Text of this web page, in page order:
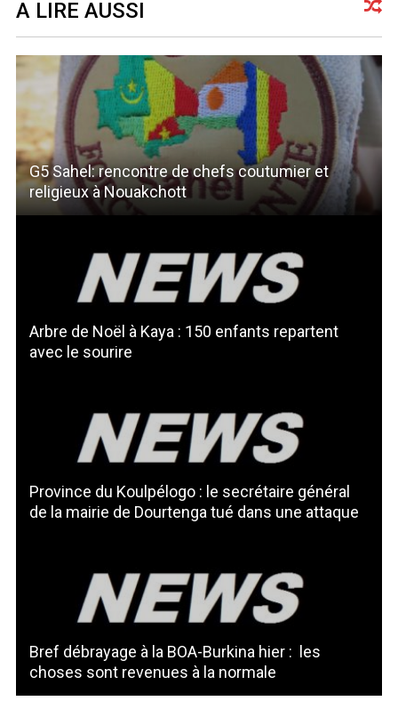
A LIRE AUSSI
G5 Sahel: rencontre de chefs coutumier et
religieux à Nouakchott
Arbre de Noël à Kaya : 150 enfants repartent
avec le sourire
Province du Koulpélogo : le secrétaire général
de la mairie de Dourtenga tué dans une attaque
Bref débrayage à la BOA-Burkina hier : les
choses sont revenues à la normale